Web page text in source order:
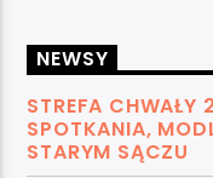
NEWSY
STREFA CHWAŁY
SPOTKANIA,
STARYM SĄCZU